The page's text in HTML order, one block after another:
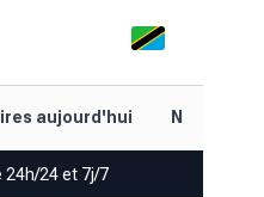
aujourd'hui
meilleurs jeux
24 et 7j/7